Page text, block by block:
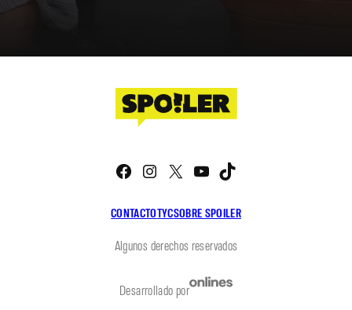
CONTACTOTYCSOBRE SPOILER
Facebook
Instagram
X YouTube
Algunos derechos reservados
Desarrollado por